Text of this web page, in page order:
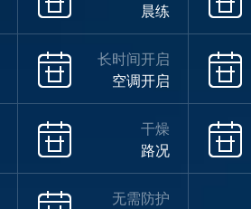
晨练
长时间开启
空调开启
干燥
路况
无需防护